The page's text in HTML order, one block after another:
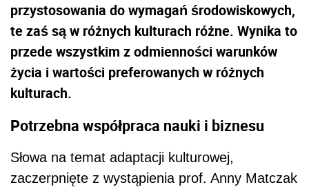
przystosowania do wymagań środowiskowych,
te zaś są w różnych kulturach różne. Wynika to
przede wszystkim z odmienności warunków
życia i wartości preferowanych w różnych
kulturach.
Potrzebna współpraca nauki i biznesu
Słowa na temat adaptacji kulturowej,
zaczerpnięte z wystąpienia prof. Anny Matczak